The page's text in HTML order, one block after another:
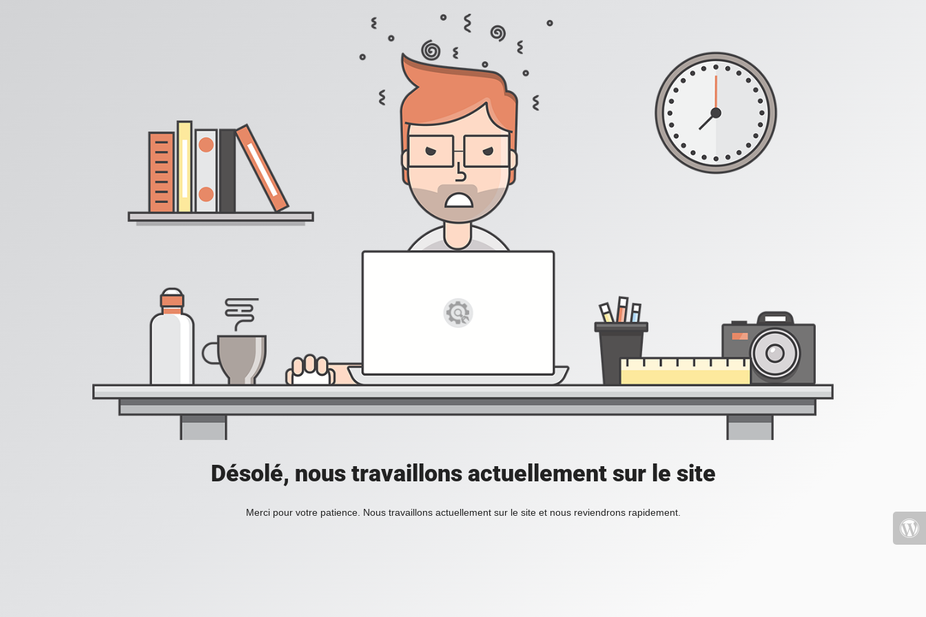
Désolé, nous travaillons actuellement sur le site
Merci pour votre patience. Nous travaillons actuellement sur le site et nous reviendrons rapidement.